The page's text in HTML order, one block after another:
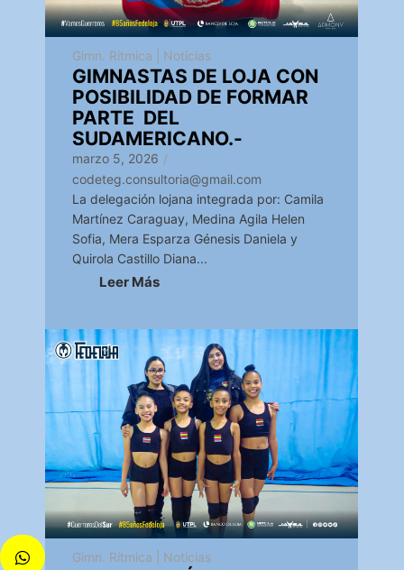
Gimn. Rítmica Noticias
GIMNASTAS DE LOJA CON
POSIBILIDAD DE FORMAR
PARTE DEL
SUDAMERICANO.-
marzo 5, 2026 /
codeteg.consultoria@gmail.com
La delegación lojana integrada por: Camila
Martínez Caraguay, Medina Agila Helen
Sofia, Mera Esparza Génesis Daniela y
Quirola Castillo Diana...
Leer Más
Gimn. Rítmica Noticias